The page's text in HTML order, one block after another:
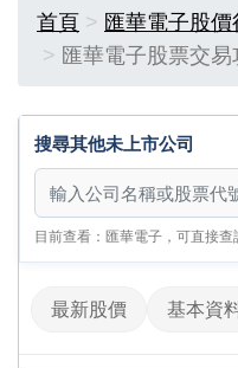
首頁 匯華電子股價
匯華電子股票交
搜尋其他未上市公司
搜尋其他未上市公司
目前查看：匯華電子，可直接
最新股價 基本資